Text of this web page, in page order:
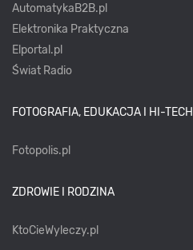
AutomatykaB2B.pl
Elektronika Praktyczna
Elportal.pl
Świat Radio
FOTOGRAFIA, EDUKACJA I HI-TECH
Fotopolis.pl
ZDROWIE I RODZINA
KtoCieWyleczy.pl